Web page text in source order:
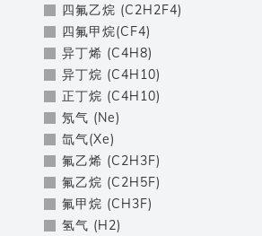
四氟乙烷 (C2H2F4)
四氟甲烷(CF4)
异丁烯 (C4H8)
异丁烷 (C4H10)
正丁烷 (C4H10)
氖气 (Ne)
氙气(Xe)
氟乙烯 (C2H3F)
氟乙烷 (C2H5F)
氟甲烷 (CH3F)
氢气 (H2)